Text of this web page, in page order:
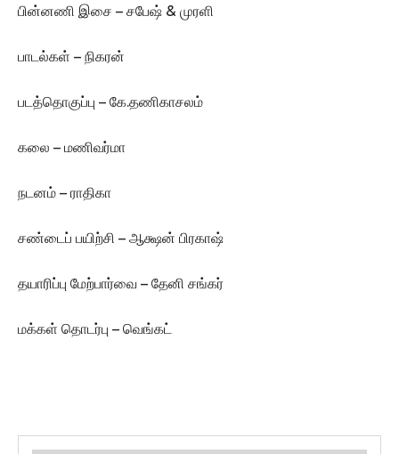
பின்னணி இசை – சபேஷ் & முரளி
பாடல்கள் – நிகரன்
படத்தொகுப்பு – கே.தணிகாசலம்
கலை – மணிவர்மா
நடனம் – ராதிகா
சண்டைப் பயிற்சி – ஆக்ஷன் பிரகாஷ்
தயாரிப்பு மேற்பார்வை – தேனி சங்கர்
மக்கள் தொடர்பு – வெங்கட்